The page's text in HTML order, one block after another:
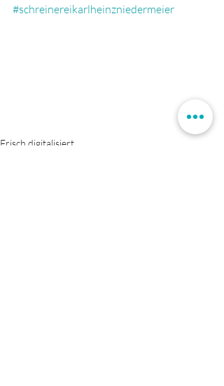
#schreinereikarlheinzniedermeier
Frisch digitalisiert